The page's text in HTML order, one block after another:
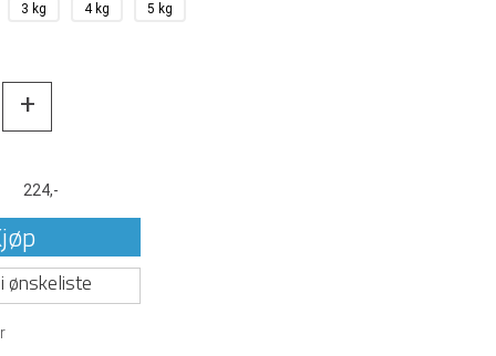
3 kg 4 kg 5 kg
+
224,-
ønskeliste